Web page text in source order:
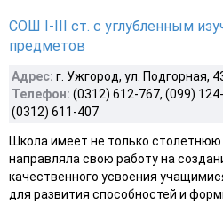
СОШ I-III ст. с углубленным
предметов
Адрес: г. Ужгород, ул. Подгорная,
Телефон: (0312) 612-767, (099)
(0312) 611-407
Школа имеет не только столетнюю
направляла свою работу на
качественного усвоения
для развития способностей и